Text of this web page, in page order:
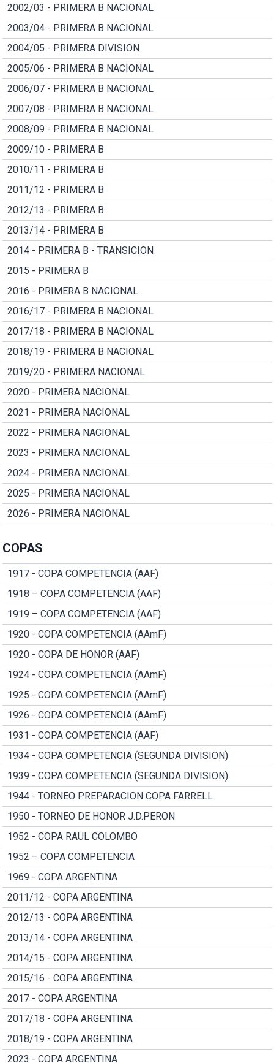
2002/03 - PRIMERA B NACIONAL
2003/04 - PRIMERA B NACIONAL
2004/05 - PRIMERA DIVISION
2005/06 - PRIMERA B NACIONAL
2006/07 - PRIMERA B NACIONAL
2007/08 - PRIMERA B NACIONAL
2008/09 - PRIMERA B NACIONAL
2009/10 - PRIMERA B
2010/11 - PRIMERA B
2011/12 - PRIMERA B
2012/13 - PRIMERA B
2013/14 - PRIMERA B
2014 - PRIMERA B - TRANSICION
2015 - PRIMERA B
2016 - PRIMERA B NACIONAL
2016/17 - PRIMERA B NACIONAL
2017/18 - PRIMERA B NACIONAL
2018/19 - PRIMERA B NACIONAL
2019/20 - PRIMERA NACIONAL
2020 - PRIMERA NACIONAL
2021 - PRIMERA NACIONAL
2022 - PRIMERA NACIONAL
2023 - PRIMERA NACIONAL
2024 - PRIMERA NACIONAL
2025 - PRIMERA NACIONAL
2026 - PRIMERA NACIONAL
COPAS
1917 - COPA COMPETENCIA (AAF)
1918 – COPA COMPETENCIA (AAF)
1919 – COPA COMPETENCIA (AAF)
1920 - COPA COMPETENCIA (AAmF)
1920 - COPA DE HONOR (AAF)
1924 - COPA COMPETENCIA (AAmF)
1925 - COPA COMPETENCIA (AAmF)
1926 - COPA COMPETENCIA (AAmF)
1931 - COPA COMPETENCIA (AAF)
1934 - COPA COMPETENCIA (SEGUNDA DIVISION)
1939 - COPA COMPETENCIA (SEGUNDA DIVISION)
1944 - TORNEO PREPARACION COPA FARRELL
1950 - TORNEO DE HONOR J.D.PERON
1952 - COPA RAUL COLOMBO
1952 – COPA COMPETENCIA
1969 - COPA ARGENTINA
2011/12 - COPA ARGENTINA
2012/13 - COPA ARGENTINA
2013/14 - COPA ARGENTINA
2014/15 - COPA ARGENTINA
2015/16 - COPA ARGENTINA
2017 - COPA ARGENTINA
2017/18 - COPA ARGENTINA
2018/19 - COPA ARGENTINA
2023 - COPA ARGENTINA